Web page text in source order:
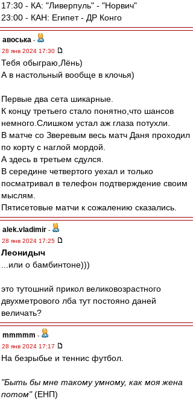
17:30 - КА: "Ливерпуль" - "Норвич"
23:00 - КАН: Египет - ДР Конго
авоська -
28 янв 2024 17:30
Тебя обыграю,Лёнь)
А в настольный вообще в клочья)
Первые два сета шикарные.
К концу третьего стало понятно,что шансов
немного.Слишком устал аж глаза потухли.
В матче со Зверевым весь матч Даня проходил
по корту с наглой мордой.
А здесь в третьем сдулся.
В середине четвертого уехал и только
посматривал в телефон подтверждение своим
мыслям.
Пятисетовые матчи к сожалению сказались.
alek.vladimir -
28 янв 2024 17:25
Леонидыч
...или о бамбинтоне)))
это тутошний прикол великовозрастного
двухметрового лба тут постояно даней
величать?
mmmmm -
28 янв 2024 17:17
На безрыбье и теннис футбол.
"Быть бы мне такому умному, как моя жена
потом"(ЕНП)